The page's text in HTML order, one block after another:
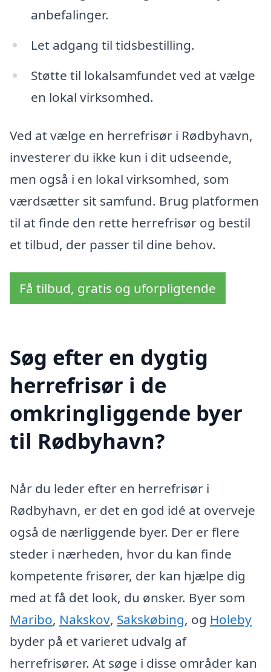
anbefalinger.
Let adgang til tidsbestilling.
Støtte til lokalsamfundet ved at vælge
en lokal virksomhed.
Ved at vælge en herrefrisør i Rødbyhavn,
investerer du ikke kun i dit udseende,
men også i en lokal virksomhed, som
værdsætter sit samfund. Brug platformen
til at finde den rette herrefrisør og bestil
et tilbud, der passer til dine behov.
Få tilbud, gratis og uforpligtende
Søg efter en dygtig
herrefrisør i de
omkringliggende byer
til Rødbyhavn?
Når du leder efter en herrefrisør i
Rødbyhavn, er det en god idé at overveje
også de nærliggende byer. Der er flere
steder i nærheden, hvor du kan finde
kompetente frisører, der kan hjælpe dig
med at få det look, du ønsker. Byer som
Maribo, Nakskov, Sakskøbing, og Holeby
byder på et varieret udvalg af
herrefrisører. At søge i disse områder kan